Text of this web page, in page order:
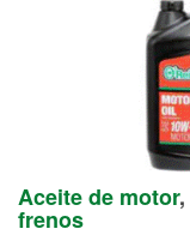
Aceite de motor,
frenos